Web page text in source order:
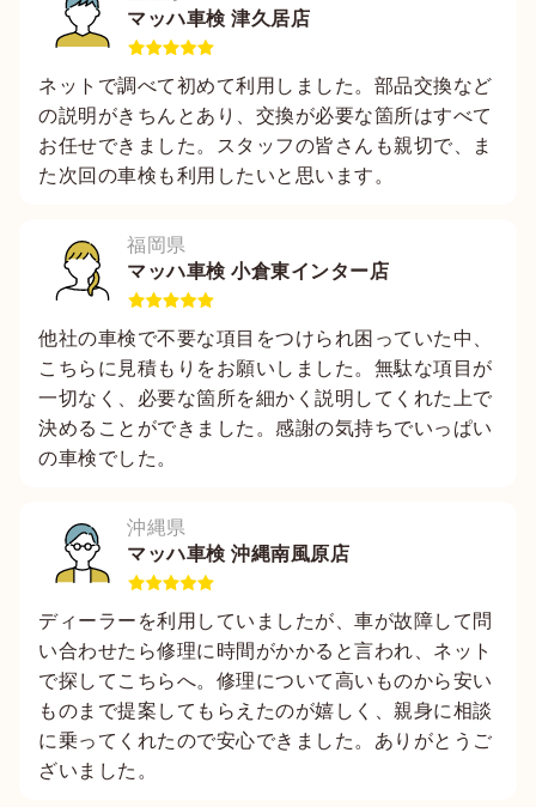
マッハ車検 津久居店
ネットで調べて初めて利用しました。部品交換など
の説明がきちんとあり、交換が必要な箇所はすべて
お任せできました。スタッフの皆さんも親切で、ま
た次回の車検も利用したいと思います。
福岡県
マッハ車検 小倉東インター店
他社の車検で不要な項目をつけられ困っていた中、
こちらに見積もりをお願いしました。無駄な項目が
一切なく、必要な箇所を細かく説明してくれた上で
決めることができました。感謝の気持ちでいっぱい
の車検でした。
沖縄県
マッハ車検 沖縄南風原店
ディーラーを利用していましたが、車が故障して問
い合わせたら修理に時間がかかると言われ、ネット
で探してこちらへ。修理について高いものから安い
ものまで提案してもらえたのが嬉しく、親身に相談
に乗ってくれたので安心できました。ありがとうご
ざいました。